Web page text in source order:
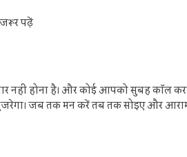
पढ़ें
नहीं होना है। और कोई आपको सुबह कॉल
जब तक मन करें तब तक सोइए और आराम